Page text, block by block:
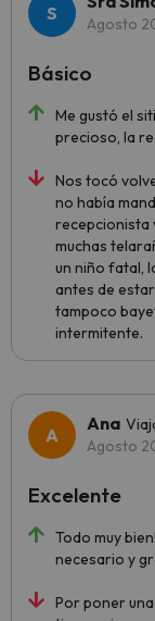
Agosto
Me gustó el
precioso, la
Nos tocó
no había
recepcionista
muchas
un niño fatal,
antes de
tampoco
intermitente.
Básico
Ana
Agosto
Todo muy
necesario y
Por poner
Excelente